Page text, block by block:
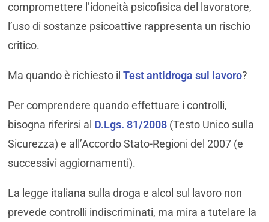
compromettere l’idoneità psicofisica del lavoratore,
l’uso di sostanze psicoattive rappresenta un rischio
critico.
Ma quando è richiesto il Test antidroga sul lavoro?
Per comprendere quando effettuare i controlli,
bisogna riferirsi al D.Lgs. 81/2008 (Testo Unico sulla
Sicurezza) e all’Accordo Stato-Regioni del 2007 (e
successivi aggiornamenti).
La legge italiana sulla droga e alcol sul lavoro non
prevede controlli indiscriminati, ma mira a tutelare la